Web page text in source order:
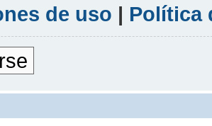
de uso | Política